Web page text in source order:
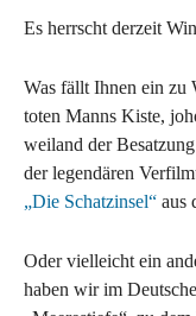
Es herrscht derzeit
Was fällt Ihnen ein zu
toten Manns Kiste,
weiland der
der legendären
„Die Schatzinsel“ aus
Oder vielleicht ein
haben wir im